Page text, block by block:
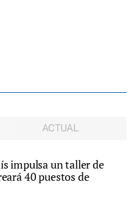
ACTUAL
impulsa un taller de
40 puestos de